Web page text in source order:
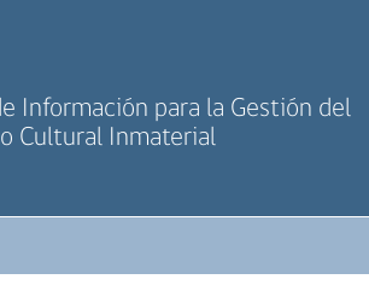
Información para la Gestión del
Cultural Inmaterial